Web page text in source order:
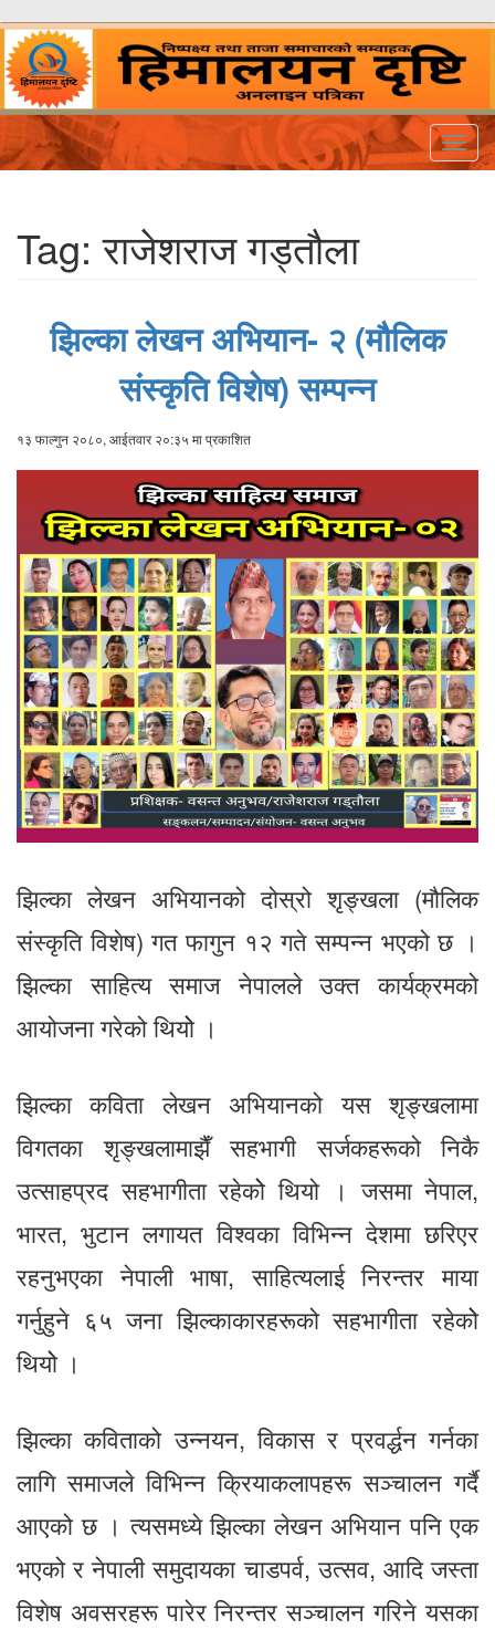
Tag:राजेशराज गड्तौला
झिल्का लेखन अभियान- २ (मौलिक
संस्कृति विशेष) सम्पन्न
१३ फाल्गुन २०८०, आईतवार २०:३५ मा प्रकाशित
झिल्का लेखन अभियानको दोस्रो शृङ्खला (मौलिक
संस्कृति विशेष) गत फागुन १२ गते सम्पन्न भएको छ ।
झिल्का साहित्य समाज नेपालले उक्त कार्यक्रमको
आयोजना गरेको थियोे ।
झिल्का कविता लेखन अभियानको यस शृङ्खलामा
विगतका शृङ्खलामाझैँ सहभागी सर्जकहरूको निकै
उत्साहप्रद सहभागीता रहेकोे थियो । जसमा नेपाल,
भारत, भुटान लगायत विश्वका विभिन्न देशमा छरिएर
रहनुभएका नेपाली भाषा, साहित्यलाई निरन्तर माया
गर्नुहुने ६५ जना झिल्काकारहरूको सहभागीता रहेकोे
थियोे ।
झिल्का कविताको उन्नयन, विकास र प्रवर्द्धन गर्नका
लागि समाजले विभिन्न क्रियाकलापहरू सञ्चालन गर्दै
आएको छ । त्यसमध्ये झिल्का लेखन अभियान पनि एक
भएको र नेपाली समुदायका चाडपर्व, उत्सव, आदि जस्ता
विशेष अवसरहरू पारेर निरन्तर सञ्चालन गरिने यसका